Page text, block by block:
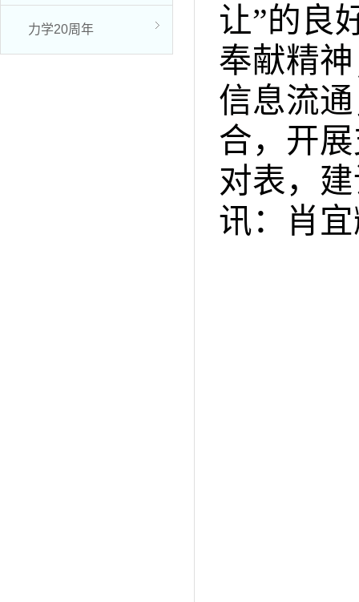
力学20周年
让”的良
奉献精
信息流
合，开
对表，
讯：肖